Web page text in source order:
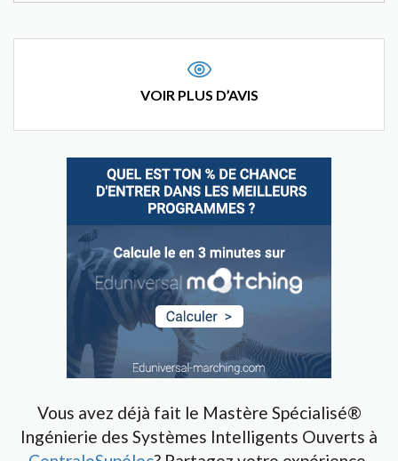
VOIR PLUS D’AVIS
Vous avez déjà fait le Mastère Spécialisé®
Ingénierie des Systèmes Intelligents Ouverts à